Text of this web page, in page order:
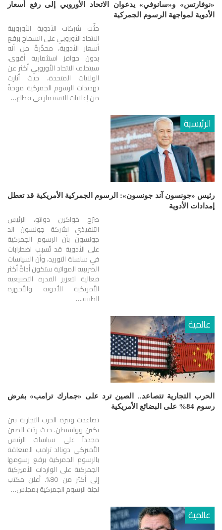
«نوفارتس» و«سانوفي» يدعوان الاتحاد الأوروبي إلى رفع أسعار
الأدوية لمواجهة الرسوم الجمركية
حثّت شركات الأدوية الأوروبية
الاتحاد الأوروبي على السماح برفع
أسعار الأدوية، محذّرةً من أنه
بدون حوافز استثمارية أقوى،
سيتخلف الاتحاد الأوروبي أكثر عن
الولايات المتحدة، حيث أثارت
تهديدات الرسوم الجمركية موجةً
من إعلانات الاستثمار في قطاع…
الرئيسية
رئيس «جونسون آند جونسون»: الرسوم الجمركية الأمريكية قد تعطل
إمدادات الأدوية
صرّح خواكين دواتو، الرئيس
التنفيذي لشركة جونسون آند
جونسون بأن الرسوم الجمركية
على الأدوية قد تُسبب اضطرابات
في سلسلة التوريد، وأن السياسات
الضريبية المواتية ستكون أداةً أكثر
فعالية لتعزيز القدرة التصنيعية
الأمريكية للأدوية والأجهزة
الطبية.…
عالمية
الحرب التجارية تتصاعد.. الصين ترد على «جمارك ترامب» بفرض
رسوم 84% على البضائع الأمريكية
تصاعدت وتيرة الحرب التجارية بين
بكين وواشنطن، حيث ردّت الصين
مجدداً على سياسات الرئيس
الأميركي دونالد ترامب المتعلقة
بالرسوم الجمركية برفع رسومها
الجمركية على الواردات الأميركية
إلى أكثر من 80%. أعلن مكتب
لجنة الرسوم الجمركية بمجلس…
عالمية